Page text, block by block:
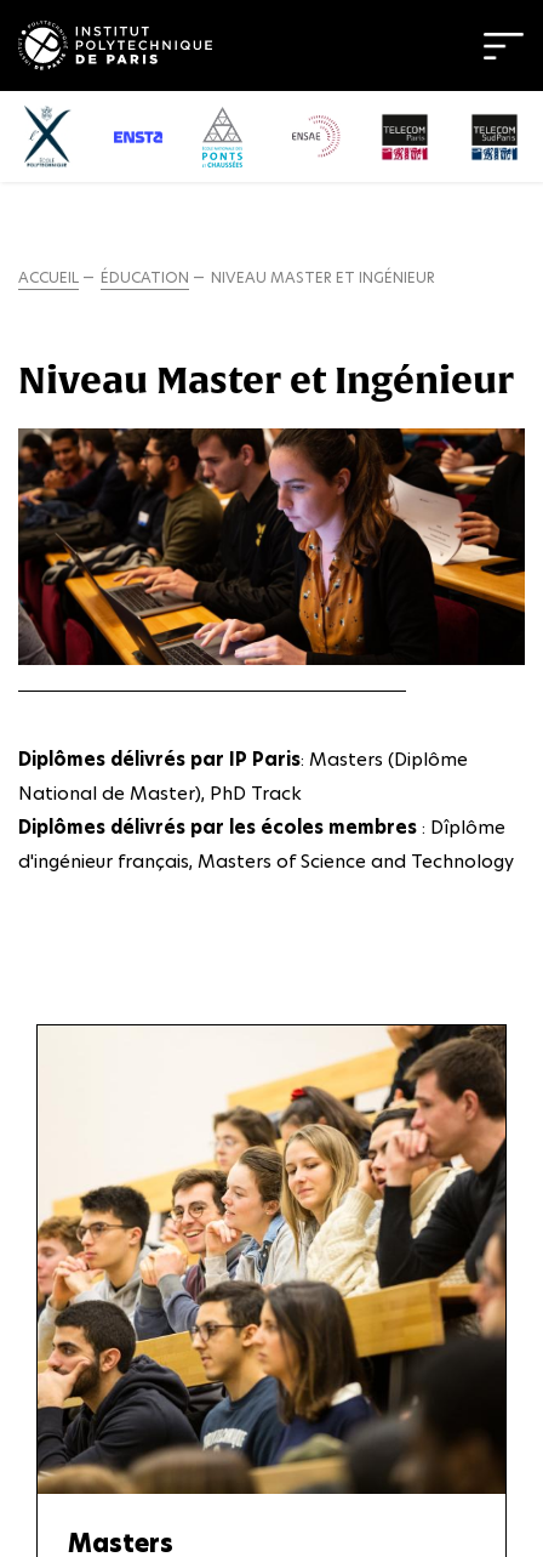
ACCUEIL ÉDUCATION NIVEAU MASTER ET INGÉNIEUR
Niveau Master et Ingénieur
Diplômes délivrés par IP Paris: Masters (Diplôme
National de Master), PhD Track
Diplômes délivrés par les écoles membres: Dîplôme
d'ingénieur français, Masters of Science and Technology
Masters